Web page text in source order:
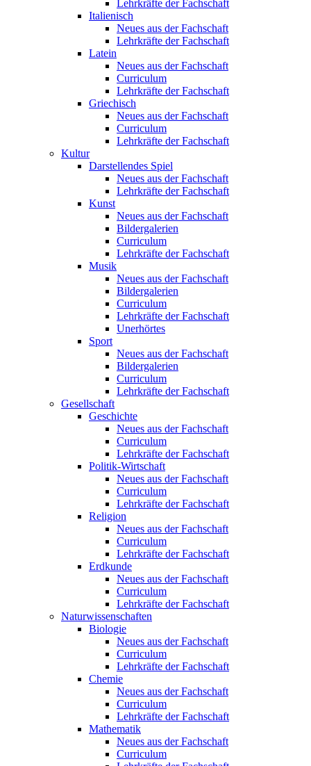
Lehrkräfte der Fachschaft
Italienisch
Neues aus der Fachschaft
Lehrkräfte der Fachschaft
Latein
Neues aus der Fachschaft
Curriculum
Lehrkräfte der Fachschaft
Griechisch
Neues aus der Fachschaft
Curriculum
Lehrkräfte der Fachschaft
Kultur
Darstellendes Spiel
Neues aus der Fachschaft
Lehrkräfte der Fachschaft
Kunst
Neues aus der Fachschaft
Bildergalerien
Curriculum
Lehrkräfte der Fachschaft
Musik
Neues aus der Fachschaft
Bildergalerien
Curriculum
Lehrkräfte der Fachschaft
Unerhörtes
Sport
Neues aus der Fachschaft
Bildergalerien
Curriculum
Lehrkräfte der Fachschaft
Gesellschaft
Geschichte
Neues aus der Fachschaft
Curriculum
Lehrkräfte der Fachschaft
Politik-Wirtschaft
Neues aus der Fachschaft
Curriculum
Lehrkräfte der Fachschaft
Religion
Neues aus der Fachschaft
Curriculum
Lehrkräfte der Fachschaft
Erdkunde
Neues aus der Fachschaft
Curriculum
Lehrkräfte der Fachschaft
Naturwissenschaften
Biologie
Neues aus der Fachschaft
Curriculum
Lehrkräfte der Fachschaft
Chemie
Neues aus der Fachschaft
Curriculum
Lehrkräfte der Fachschaft
Mathematik
Neues aus der Fachschaft
Curriculum